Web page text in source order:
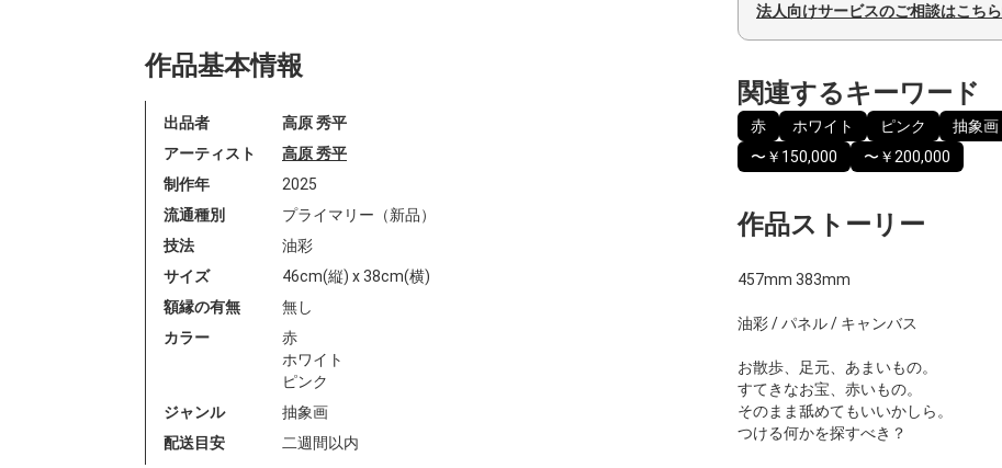
作品基本情報
出品者
高原 秀平
アーティスト
高原 秀平
制作年
2025
流通種別
プライマリー（新品）
技法
油彩
サイズ
46cm(縦) x 38cm(横)
額縁の有無
無し
カラー
赤
ホワイト
ピンク
ジャンル
抽象画
配送目安
二週間以内
法人向けサービスのご相談はこちら
関連するキーワード
赤 ホワイト ピンク 抽象画
〜￥150,000
〜￥200,000
作品ストーリー
457mm 383mm
油彩 / パネル / キャンバス
お散歩、足元、あまいもの。
すてきなお宝、赤いもの。
そのまま舐めてもいいかしら。
つける何かを探すべき？